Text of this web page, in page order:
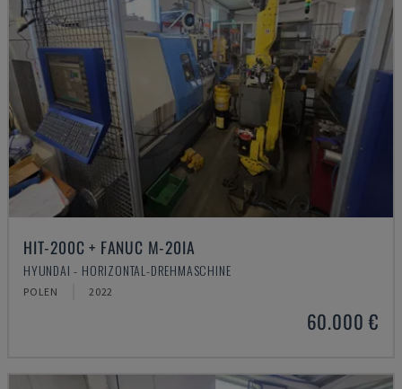
HIT-200C + FANUC M-20IA
HYUNDAI - HORIZONTAL-DREHMASCHINE
POLEN 2022
60.000 €